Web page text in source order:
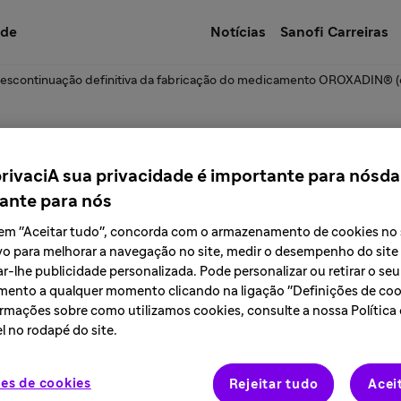
Notícias Sanofi Carreiras
definitiva da fabricação do medicamento
a
comprimidos
sua privacidade é importante para
para nós
"Aceitar tudo", concorda com o armazenamento de cookies no
para melhorar a navegação no site, medir o desempenho do site
lhe publicidade personalizada. Pode personalizar ou retirar o seu
a qualquer momento clicando na ligação "Definições de
sobre como utilizamos cookies, consulte a nossa Política
no rodapé do site.
de cookies Rejeitar tudo